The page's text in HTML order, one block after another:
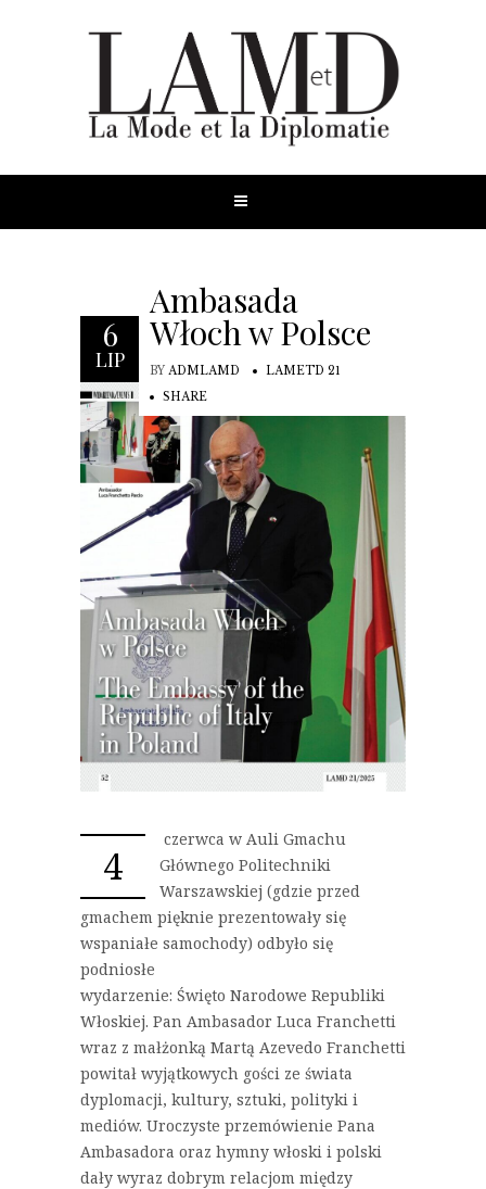
6
LIP
Ambasada
Włoch w Polsce
BY ADMLAMD
LAMETD 21
SHARE
4
czerwca w Auli Gmachu
Głównego Politechniki
Warszawskiej (gdzie przed
gmachem pięknie prezentowały się
wspaniałe samochody) odbyło się
podniosłe
wydarzenie: Święto Narodowe Republiki
Włoskiej. Pan Ambasador Luca Franchetti
wraz z małżonką Martą Azevedo Franchetti
powitał wyjątkowych gości ze świata
dyplomacji, kultury, sztuki, polityki i
mediów. Uroczyste przemówienie Pana
Ambasadora oraz hymny włoski i polski
dały wyraz dobrym relacjom między